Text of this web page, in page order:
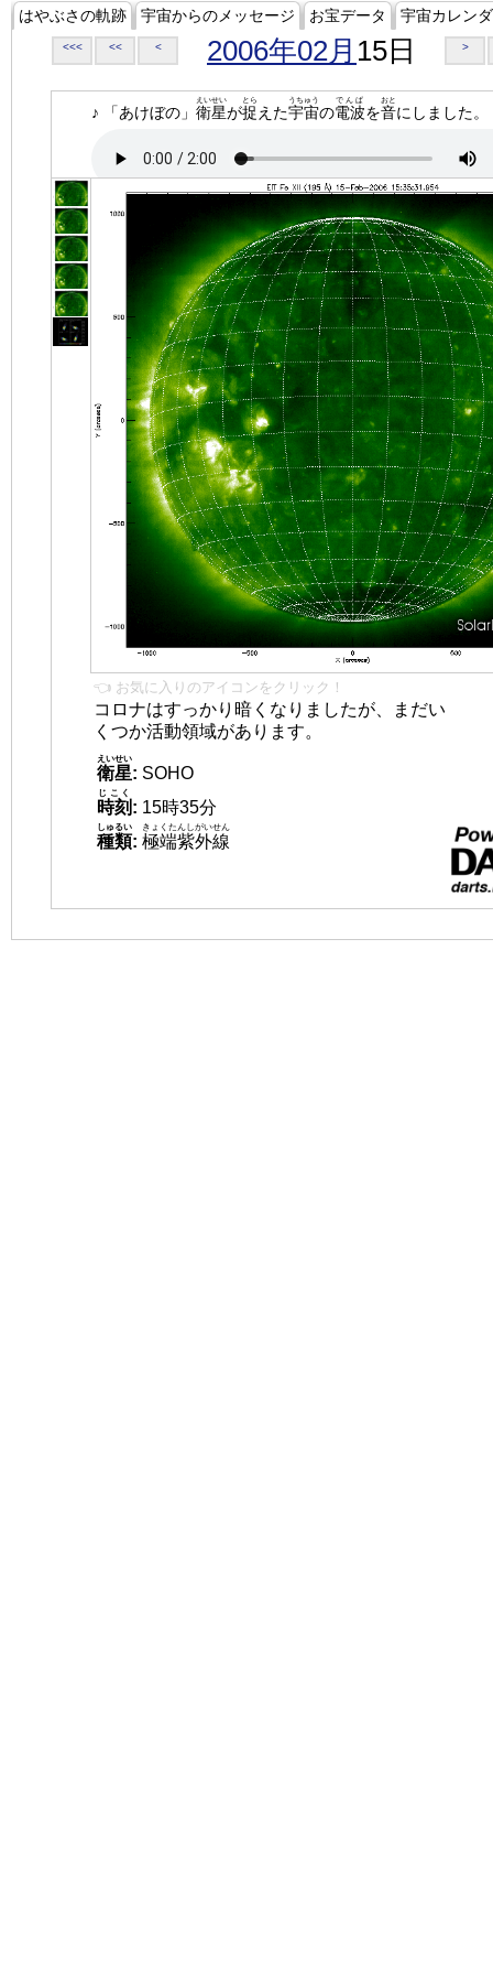
はやぶさの軌跡 宇宙からのメッセージ お宝データ 宇宙カレン
<<< << < 2006年02月 15日 >
♪ 「あけぼの」 衛星
えいせい
が捉
とら
えた宇宙
うちゅう
の電波
でんぱ
を音
おと
にしました。
👈 お気に入りのアイコンをクリック！
コロナはすっかり暗くなりましたが、まだい
くつか活動領域があります。
衛星
えいせい
: SOHO
時刻
じこく
: 15時35分
種類
しゅるい
: 極端紫外線
きょくたんしがいせん